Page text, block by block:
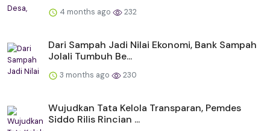
4 months ago 232
Dari Sampah Jadi Nilai Ekonomi, Bank Sampah
Jolali Tumbuh Be...
3 months ago 230
Wujudkan Tata Kelola Transparan, Pemdes
Siddo Rilis Rincian ...